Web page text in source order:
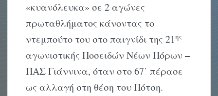
«κυανόλευκα» σε 2 αγώνες
πρωταθλήματος κάνοντας το
ντεμπούτο του στο παιγνίδι της 21ης
αγωνιστικής Ποσειδών Νέων Πόρων –
ΠΑΣ Γιάννινα, όταν στο 67΄ πέρασε
ως αλλαγή στη θέση του Πότση.